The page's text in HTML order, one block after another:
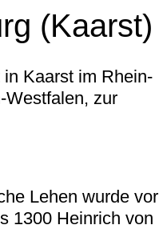
(Kaarst)
Kaarst im Rhein-
Westfalen, zur
Lehen wurde
1300 Heinrich von